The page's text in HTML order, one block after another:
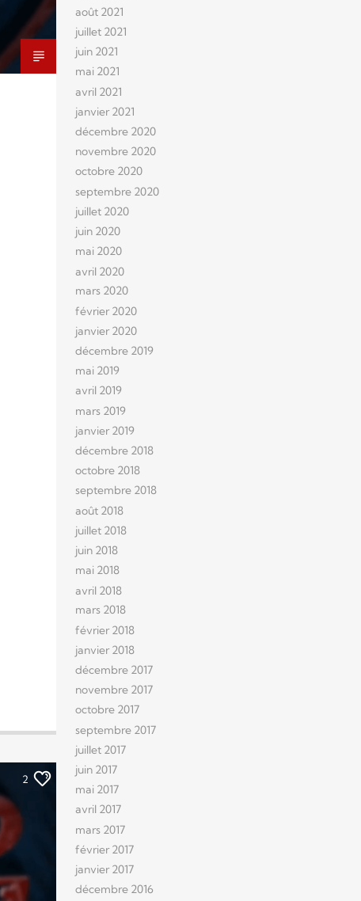
2
août 2021
juillet 2021
juin 2021
mai 2021
avril 2021
janvier 2021
décembre 2020
novembre 2020
octobre 2020
septembre 2020
juillet 2020
juin 2020
mai 2020
avril 2020
mars 2020
février 2020
janvier 2020
décembre 2019
mai 2019
avril 2019
mars 2019
janvier 2019
décembre 2018
octobre 2018
septembre 2018
août 2018
juillet 2018
juin 2018
mai 2018
avril 2018
mars 2018
février 2018
janvier 2018
décembre 2017
novembre 2017
octobre 2017
septembre 2017
juillet 2017
juin 2017
mai 2017
avril 2017
mars 2017
février 2017
janvier 2017
décembre 2016